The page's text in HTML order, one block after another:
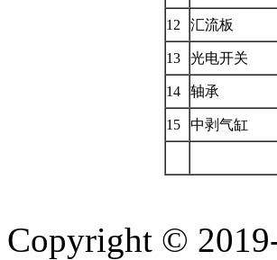
12 汇流板
13 光电开关
14 轴承
15 中剥气缸
Copyright ©